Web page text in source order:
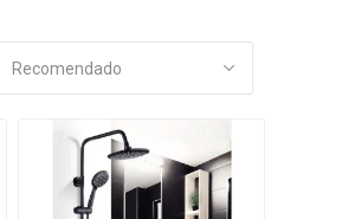
Cañeria y acc.
abastecimiento